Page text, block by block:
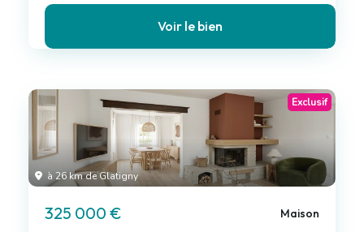
Voir le bien
à 26 km de Glatigny
Exclusif
325 000 € Maison